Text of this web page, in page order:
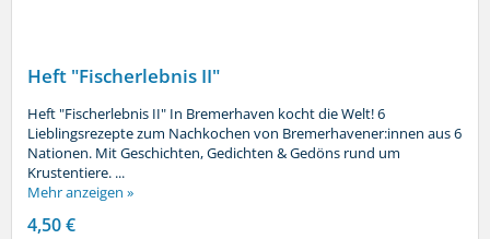
Heft "Fischerlebnis II"
Heft "Fischerlebnis II" In Bremerhaven kocht die Welt! 6
Lieblingsrezepte zum Nachkochen von Bremerhavener:innen aus 6
Nationen. Mit Geschichten, Gedichten & Gedöns rund um
Krustentiere. ...
Mehr anzeigen »
4,50 €